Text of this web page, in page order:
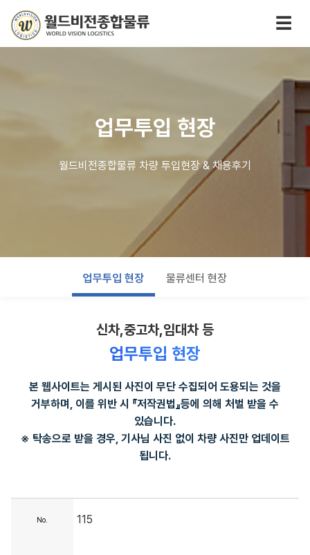
☰
업무투입 현장
월드비전종합물류 차량 투입현장 & 채용후기
업무투입 현장 물류센터 현장
신차,중고차,임대차 등
업무투입 현장
본 웹사이트는 게시된 사진이 무단 수집되어 도용되는 것을
거부하며, 이를 위반 시 『저작권법』등에 의해 처벌 받을 수
있습니다.
※ 탁송으로 받을 경우, 기사님 사진 없이 차량 사진만 업데이트
됩니다.
No. 115